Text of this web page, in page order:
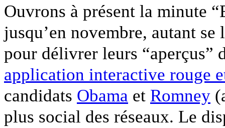
Ouvrons à présent la minute
jusqu’en novembre, autant
pour délivrer leurs “aperçus”
application interactive rouge
candidats Obama et Romney
plus social des réseaux. Le